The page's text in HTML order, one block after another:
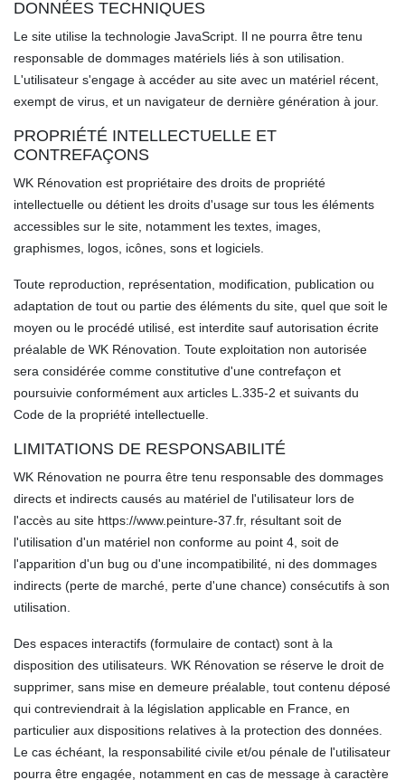
DONNÉES TECHNIQUES
Le site utilise la technologie JavaScript. Il ne pourra être tenu
responsable de dommages matériels liés à son utilisation.
L'utilisateur s'engage à accéder au site avec un matériel récent,
exempt de virus, et un navigateur de dernière génération à jour.
PROPRIÉTÉ INTELLECTUELLE ET
CONTREFAÇONS
WK Rénovation est propriétaire des droits de propriété
intellectuelle ou détient les droits d'usage sur tous les éléments
accessibles sur le site, notamment les textes, images,
graphismes, logos, icônes, sons et logiciels.
Toute reproduction, représentation, modification, publication ou
adaptation de tout ou partie des éléments du site, quel que soit le
moyen ou le procédé utilisé, est interdite sauf autorisation écrite
préalable de WK Rénovation. Toute exploitation non autorisée
sera considérée comme constitutive d'une contrefaçon et
poursuivie conformément aux articles L.335-2 et suivants du
Code de la propriété intellectuelle.
LIMITATIONS DE RESPONSABILITÉ
WK Rénovation ne pourra être tenu responsable des dommages
directs et indirects causés au matériel de l'utilisateur lors de
l'accès au site https://www.peinture-37.fr, résultant soit de
l'utilisation d'un matériel non conforme au point 4, soit de
l'apparition d'un bug ou d'une incompatibilité, ni des dommages
indirects (perte de marché, perte d'une chance) consécutifs à son
utilisation.
Des espaces interactifs (formulaire de contact) sont à la
disposition des utilisateurs. WK Rénovation se réserve le droit de
supprimer, sans mise en demeure préalable, tout contenu déposé
qui contreviendrait à la législation applicable en France, en
particulier aux dispositions relatives à la protection des données.
Le cas échéant, la responsabilité civile et/ou pénale de l'utilisateur
pourra être engagée, notamment en cas de message à caractère